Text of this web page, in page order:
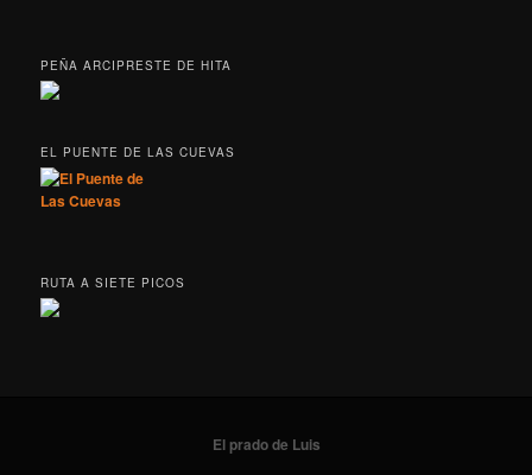
PEÑA ARCIPRESTE DE HITA
EL PUENTE DE LAS CUEVAS
RUTA A SIETE PICOS
El prado de Luis